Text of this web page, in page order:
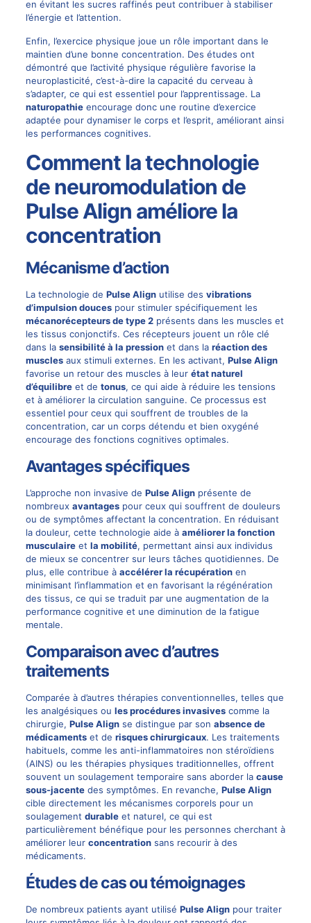
en évitant les sucres raffinés peut contribuer à stabiliser
l’énergie et l’attention.
Enfin, l’exercice physique joue un rôle important dans le
maintien d’une bonne concentration. Des études ont
démontré que l’activité physique régulière favorise la
neuroplasticité, c’est-à-dire la capacité du cerveau à
s’adapter, ce qui est essentiel pour l’apprentissage. La
naturopathieencourage donc une routine d’exercice
adaptée pour dynamiser le corps et l’esprit, améliorant ainsi
les performances cognitives.
Comment la technologie
de neuromodulation de
Pulse Align améliore la
concentration
Mécanisme d’action
La technologie de Pulse Alignutilise des vibrations
d’impulsion doucespour stimuler spécifiquement les
mécanorécepteurs de type 2présents dans les muscles et
les tissus conjonctifs. Ces récepteurs jouent un rôle clé
dans la sensibilité à la pressionet dans la réaction des
musclesaux stimuli externes. En les activant, Pulse Align
favorise un retour des muscles à leur état naturel
d’équilibreet de tonus, ce qui aide à réduire les tensions
et à améliorer la circulation sanguine. Ce processus est
essentiel pour ceux qui souffrent de troubles de la
concentration, car un corps détendu et bien oxygéné
encourage des fonctions cognitives optimales.
Avantages spécifiques
L’approche non invasive de Pulse Alignprésente de
nombreux avantagespour ceux qui souffrent de douleurs
ou de symptômes affectant la concentration. En réduisant
la douleur, cette technologie aide à améliorer la fonction
musculaireet la mobilité, permettant ainsi aux individus
de mieux se concentrer sur leurs tâches quotidiennes. De
plus, elle contribue à accélérer la récupérationen
minimisant l’inflammation et en favorisant la régénération
des tissus, ce qui se traduit par une augmentation de la
performance cognitive et une diminution de la fatigue
mentale.
Comparaison avec d’autres
traitements
Comparée à d’autres thérapies conventionnelles, telles que
les analgésiques ou les procédures invasivescomme la
chirurgie, Pulse Alignse distingue par son absence de
médicamentset de risques chirurgicaux. Les traitements
habituels, comme les anti-inflammatoires non stéroïdiens
(AINS) ou les thérapies physiques traditionnelles, offrent
souvent un soulagement temporaire sans aborder la cause
sous-jacentedes symptômes. En revanche, Pulse Align
cible directement les mécanismes corporels pour un
soulagement durableet naturel, ce qui est
particulièrement bénéfique pour les personnes cherchant à
améliorer leur concentrationsans recourir à des
médicaments.
Études de cas ou témoignages
De nombreux patients ayant utilisé Pulse Alignpour traiter